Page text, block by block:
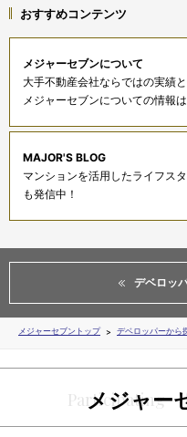
おすすめコンテンツ
メジャーセブンについて
大手不動産会社ならではの実績と
メジャーセブンについての情報は
MAJOR'S BLOG
マンションを活用したライフス
も発信中！
デベロッ
メジャーセブントップ デベロッパーから
メジャー